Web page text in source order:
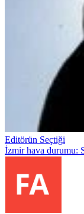
Editörün Seçtiği
İzmir hava durumu: